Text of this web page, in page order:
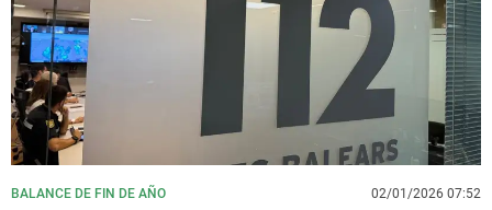
La rosa de los vientos
Gente viajera
Como el perro y el
Caso
Retornados
Equipo de
Operación Viuda
Extremadura
Galicia
La Rioja
País Vasco
Virales
Televisión
Elecciones
BALANCE DE FIN DE AÑO 02/01/2026 07:52